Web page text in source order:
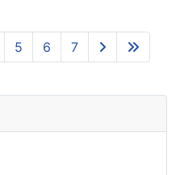
5 6 7